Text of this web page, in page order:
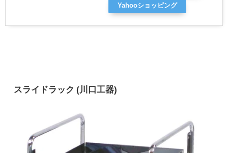
Yahooショッピング
スライドラック (川口工器)